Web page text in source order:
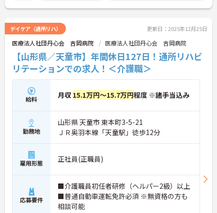
デイケア（通所リハ） 更新日：2025年12月25日
医療法人社団丹心会 吉岡病院 医療法人社団丹心会 吉岡病院
【山形県／天童市】年間休日127日！通所リハビ
リテーションでの求人！＜介護職＞
給料 月収 15.1万円～15.7万円程度 ※諸手当込み
勤務地
山形県 天童市 東本町3-5-21
ＪＲ奥羽本線「天童駅」徒歩12分
雇用形態 正社員(正職員)
応募要件
■介護職員初任者研修（ヘルパー2級）以上
■普通自動車運転免許必須 ※無資格の方も
相談可能